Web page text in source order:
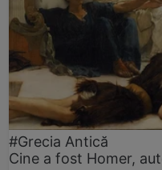
#Grecia Antică
Cine a fost Homer,